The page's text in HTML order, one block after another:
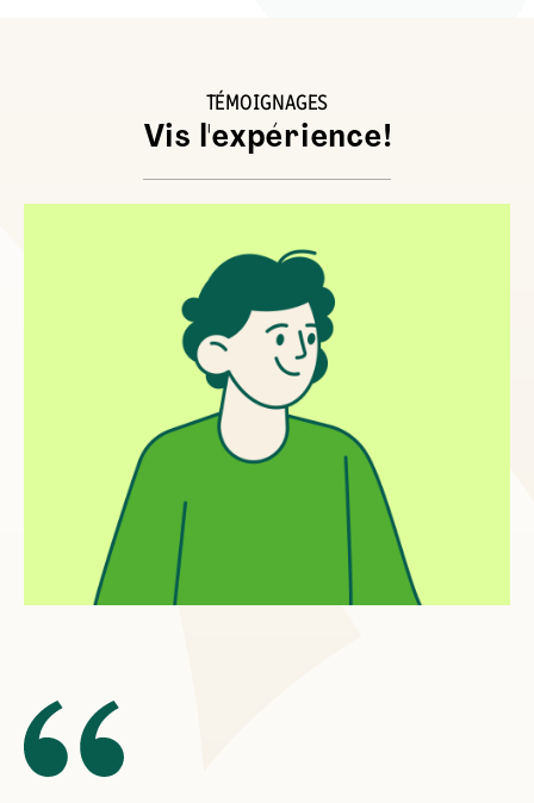
TÉMOIGNAGES
Vis l'expérience!